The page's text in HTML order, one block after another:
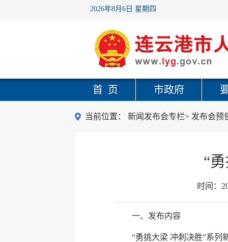
2026年8月6日 星期四
首 页 市政府
当前位置： 新闻发布会专栏> 发布会预
“
时间：
一、发布内容
“勇挑大梁 冲刺决胜”系列